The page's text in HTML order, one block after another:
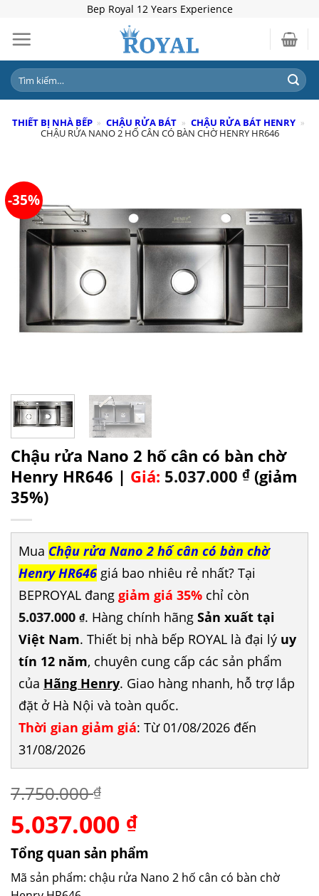
content
Bep Royal 12 Years Experience
Tìm
kiếm:
THIẾT BỊ NHÀ BẾP » CHẬU RỬA BÁT » CHẬU RỬA BÁT HENRY »
CHẬU RỬA NANO 2 HỐ CÂN CÓ BÀN CHỜ HENRY HR646
-35%
Chậu rửa Nano 2 hố cân có bàn chờ
Henry HR646 | Giá: 5.037.000 ₫ (giảm
35%)
Mua Chậu rửa Nano 2 hố cân có bàn chờ
Henry HR646 giá bao nhiêu rẻ nhất? Tại
BEPROYAL đang giảm giá 35% chỉ còn
5.037.000 ₫. Hàng chính hãng Sản xuất tại
Việt Nam. Thiết bị nhà bếp ROYAL là đại lý uy
tín 12 năm, chuyên cung cấp các sản phẩm
của Hãng Henry. Giao hàng nhanh, hỗ trợ lắp
đặt ở Hà Nội và toàn quốc.
Thời gian giảm giá: Từ 01/08/2026 đến
31/08/2026
7.750.000₫
Giá
gốc
là:
7.750.000 ₫.
5.037.000 ₫Giá
tại
là:
5.037.000 ₫.
Tổng quan sản phẩm
Mã sản phẩm: chậu rửa Nano 2 hố cân có bàn chờ